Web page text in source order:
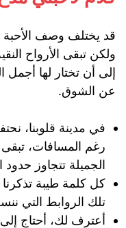
قد يختلف وصف الأحبة
ولكن تبقى الأرواح
إلى أن تختار لها أجمل
عن الشوق.
في مدينة قلوبنا،
رغم المسافات، تبقى
الجميلة تتجاوز حدود
كل كلمة طيبة
تلك الروابط التي
أعترف لك، أحتاج إلى